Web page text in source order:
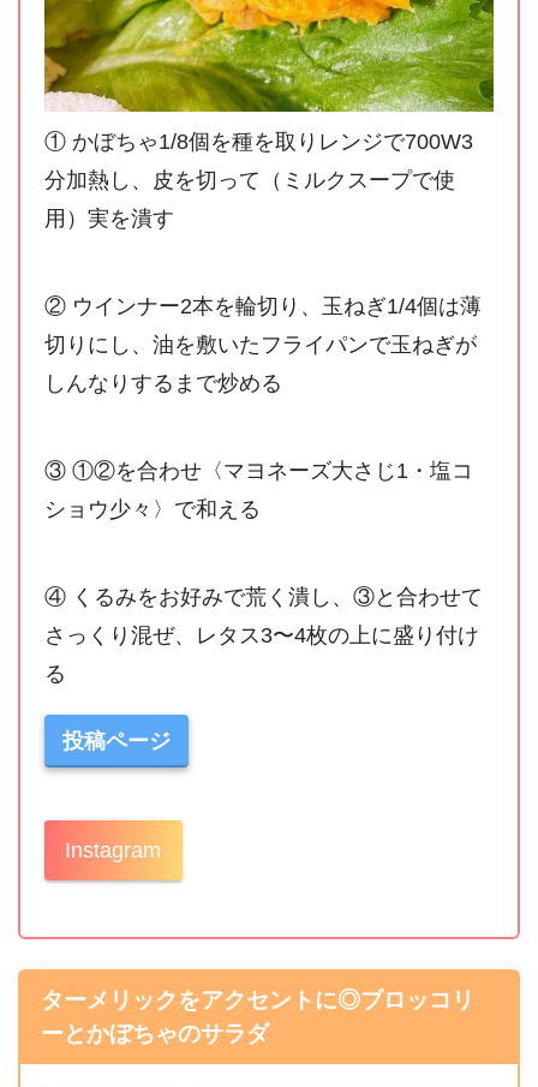
① かぼちゃ1/8個を種を取りレンジで700W3
分加熱し、皮を切って（ミルクスープで使
用）実を潰す
② ウインナー2本を輪切り、玉ねぎ1/4個は薄
切りにし、油を敷いたフライパンで玉ねぎが
しんなりするまで炒める
③ ①②を合わせ〈マヨネーズ大さじ1・塩コ
ショウ少々〉で和える
④ くるみをお好みで荒く潰し、③と合わせて
さっくり混ぜ、レタス3〜4枚の上に盛り付け
る
投稿ページ
Instagram
ターメリックをアクセントに◎ブロッコリ
ーとかぼちゃのサラダ